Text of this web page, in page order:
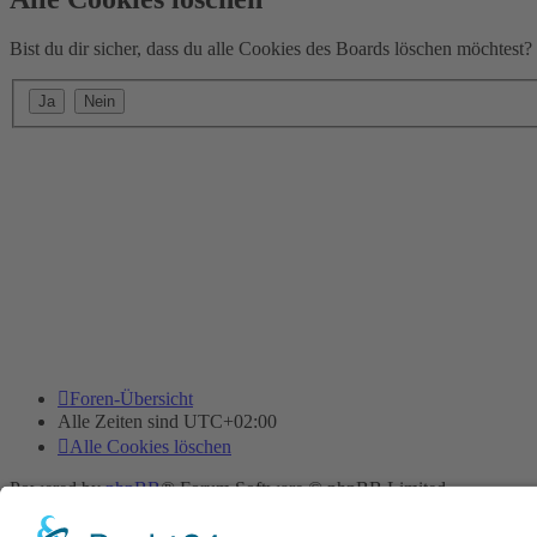
Bist du dir sicher, dass du alle Cookies des Boards löschen möchtest?
Foren-Übersicht
Alle Zeiten sind UTC+02:00
Alle Cookies löschen
Powered byphpBB® Forum Software © phpBB Limited
Deutsche Übersetzung durch